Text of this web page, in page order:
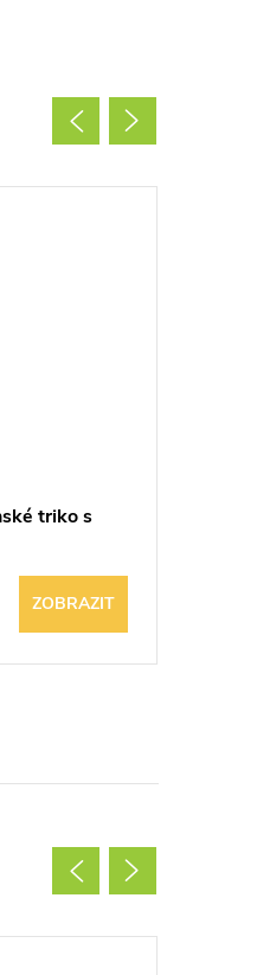
triko s
ZOBRAZIT